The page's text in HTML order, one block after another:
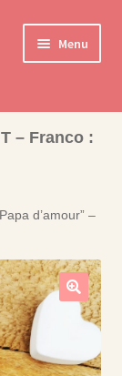
Menu
Ouvrir
enfant
– Franco :
d’amour” –